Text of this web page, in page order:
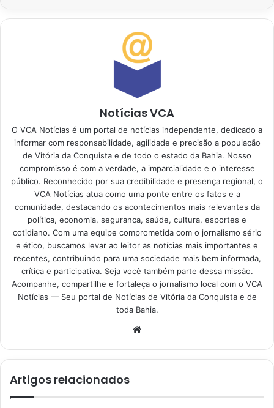
Notícias VCA
O VCA Notícias é um portal de notícias independente, dedicado a
informar com responsabilidade, agilidade e precisão a população
de Vitória da Conquista e de todo o estado da Bahia. Nosso
compromisso é com a verdade, a imparcialidade e o interesse
público. Reconhecido por sua credibilidade e presença regional, o
VCA Notícias atua como uma ponte entre os fatos e a
comunidade, destacando os acontecimentos mais relevantes da
política, economia, segurança, saúde, cultura, esportes e
cotidiano. Com uma equipe comprometida com o jornalismo sério
e ético, buscamos levar ao leitor as notícias mais importantes e
recentes, contribuindo para uma sociedade mais bem informada,
crítica e participativa. Seja você também parte dessa missão.
Acompanhe, compartilhe e fortaleça o jornalismo local com o VCA
Notícias — Seu portal de Notícias de Vitória da Conquista e de
toda Bahia.
Artigos relacionados